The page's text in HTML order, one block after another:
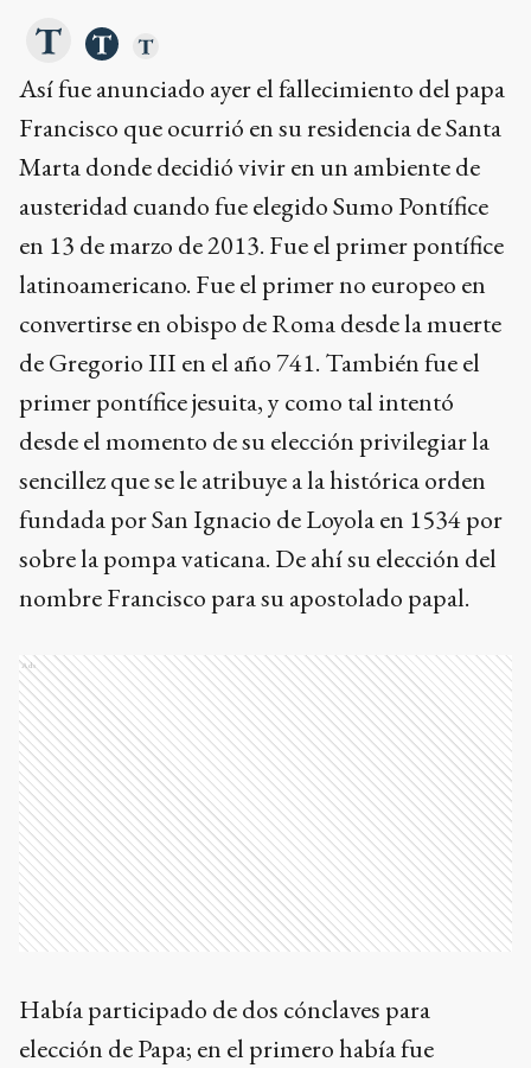
Así fue anunciado ayer el fallecimiento del papa
Francisco que ocurrió en su residencia de Santa
Marta donde decidió vivir en un ambiente de
austeridad cuando fue elegido Sumo Pontífice
en 13 de marzo de 2013. Fue el primer pontífice
latinoamericano. Fue el primer no europeo en
convertirse en obispo de Roma desde la muerte
de Gregorio III en el año 741. También fue el
primer pontífice jesuita, y como tal intentó
desde el momento de su elección privilegiar la
sencillez que se le atribuye a la histórica orden
fundada por San Ignacio de Loyola en 1534 por
sobre la pompa vaticana. De ahí su elección del
nombre Francisco para su apostolado papal.
Ads
Había participado de dos cónclaves para
elección de Papa; en el primero había fue